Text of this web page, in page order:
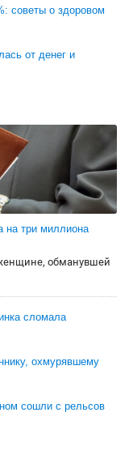
советы о здоровом
от денег и
на три миллиона
обманувшей
сломала
охмурявшему
сошли с рельсов